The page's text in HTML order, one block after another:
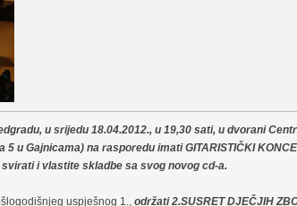
u srijedu 18.04.2012., u 19,30 sati, u dvorani
u Gajnicama) na rasporedu imati GITARISTIČKI
i vlastite skladbe sa svog novog cd-a.
uspješnog 1., održati 2.SUSRET DJEČJIH